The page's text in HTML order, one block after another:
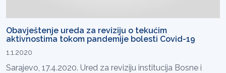
Obavještenje ureda za reviziju o tekućim
aktivnostima tokom pandemije bolesti Covid-19
1.1.2020
Sarajevo, 17.4.2020. Ured za reviziju institucija Bosne i